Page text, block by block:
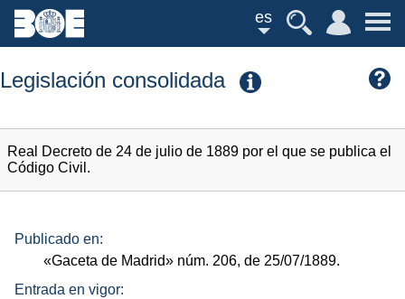
es
Legislación consolidada
Real Decreto de 24 de julio de 1889 por el que se publica el
Código Civil.
Publicado en:
«Gaceta de Madrid» núm. 206, de 25/07/1889.
Entrada en vigor: